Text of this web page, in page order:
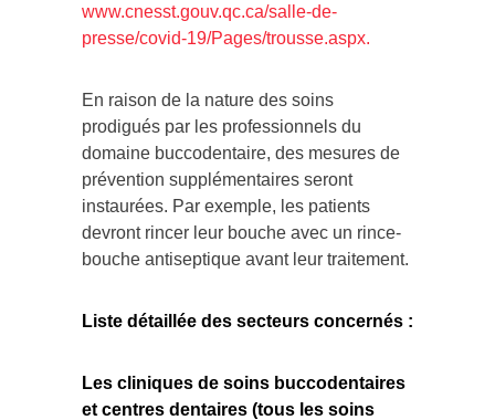
www.cnesst.gouv.qc.ca/salle-de-
presse/covid-19/Pages/trousse.aspx.
En raison de la nature des soins
prodigués par les professionnels du
domaine buccodentaire, des mesures de
prévention supplémentaires seront
instaurées. Par exemple, les patients
devront rincer leur bouche avec un rince-
bouche antiseptique avant leur traitement.
Liste détaillée des secteurs concernés :
Les cliniques de soins buccodentaires
et centres dentaires (tous les soins